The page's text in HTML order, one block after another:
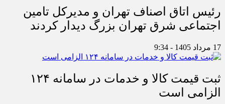
رئیس اتاق اصناف تهران و مدیرکل تامین
اجتماعی شرق تهران بزرگ دیدار کردند
17 مرداد 1405 - 9:34
ثبت قیمت کالا و خدمات در سامانه ۱۲۴
الزامی است